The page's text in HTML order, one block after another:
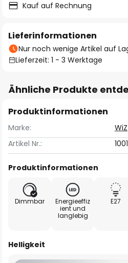
Kauf auf Rechnung
Lieferinformationen
Nur noch wenige Artikel auf
Lieferzeit: 1 - 3 Werktage
Ähnliche Produkte
Produktinformationen
Marke:
WiZ
Artikel Nr.:
Produktinformationen
Dimmbar
Energieeffiz
ient und
langlebig
E27
Helligkeit